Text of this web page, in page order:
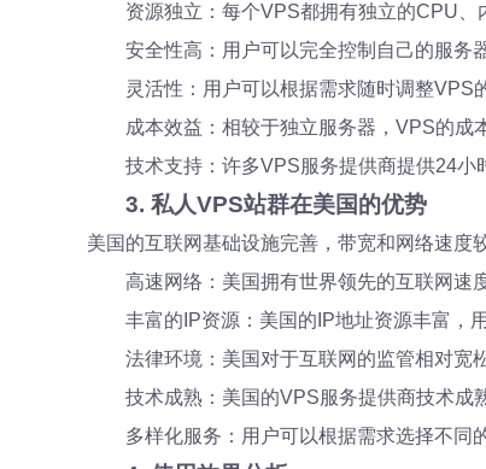
资源独立：每个VPS都拥有独立的CPU、
安全性高：用户可以完全控制自己的服务
灵活性：用户可以根据需求随时调整VPS
成本效益：相较于独立服务器，VPS的成
技术支持：许多VPS服务提供商提供24小
3. 私人VPS站群在美国的优势
美国的互联网基础设施完善，带宽和网络速度
高速网络：美国拥有世界领先的互联网速
丰富的IP资源：美国的IP地址资源丰富，
法律环境：美国对于互联网的监管相对宽
技术成熟：美国的VPS服务提供商技术成
多样化服务：用户可以根据需求选择不同